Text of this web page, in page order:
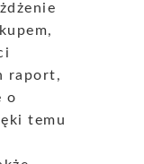
raport,
o
temu